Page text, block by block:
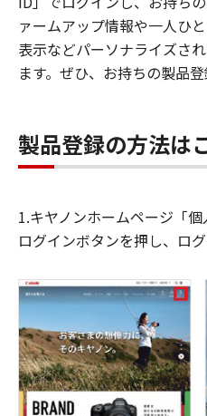
ァームアップ情報や一人ひ
表示などパーソナライズさ
ます。ぜひ、お持ちの製品
製品登録の方法は
1.キヤノンホームページ「
ログインボタンを押し、ロ